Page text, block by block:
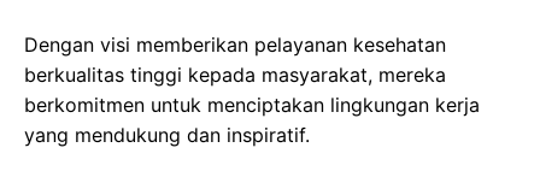
Dengan visi memberikan pelayanan kesehatan
berkualitas tinggi kepada masyarakat, mereka
berkomitmen untuk menciptakan lingkungan kerja
yang mendukung dan inspiratif.